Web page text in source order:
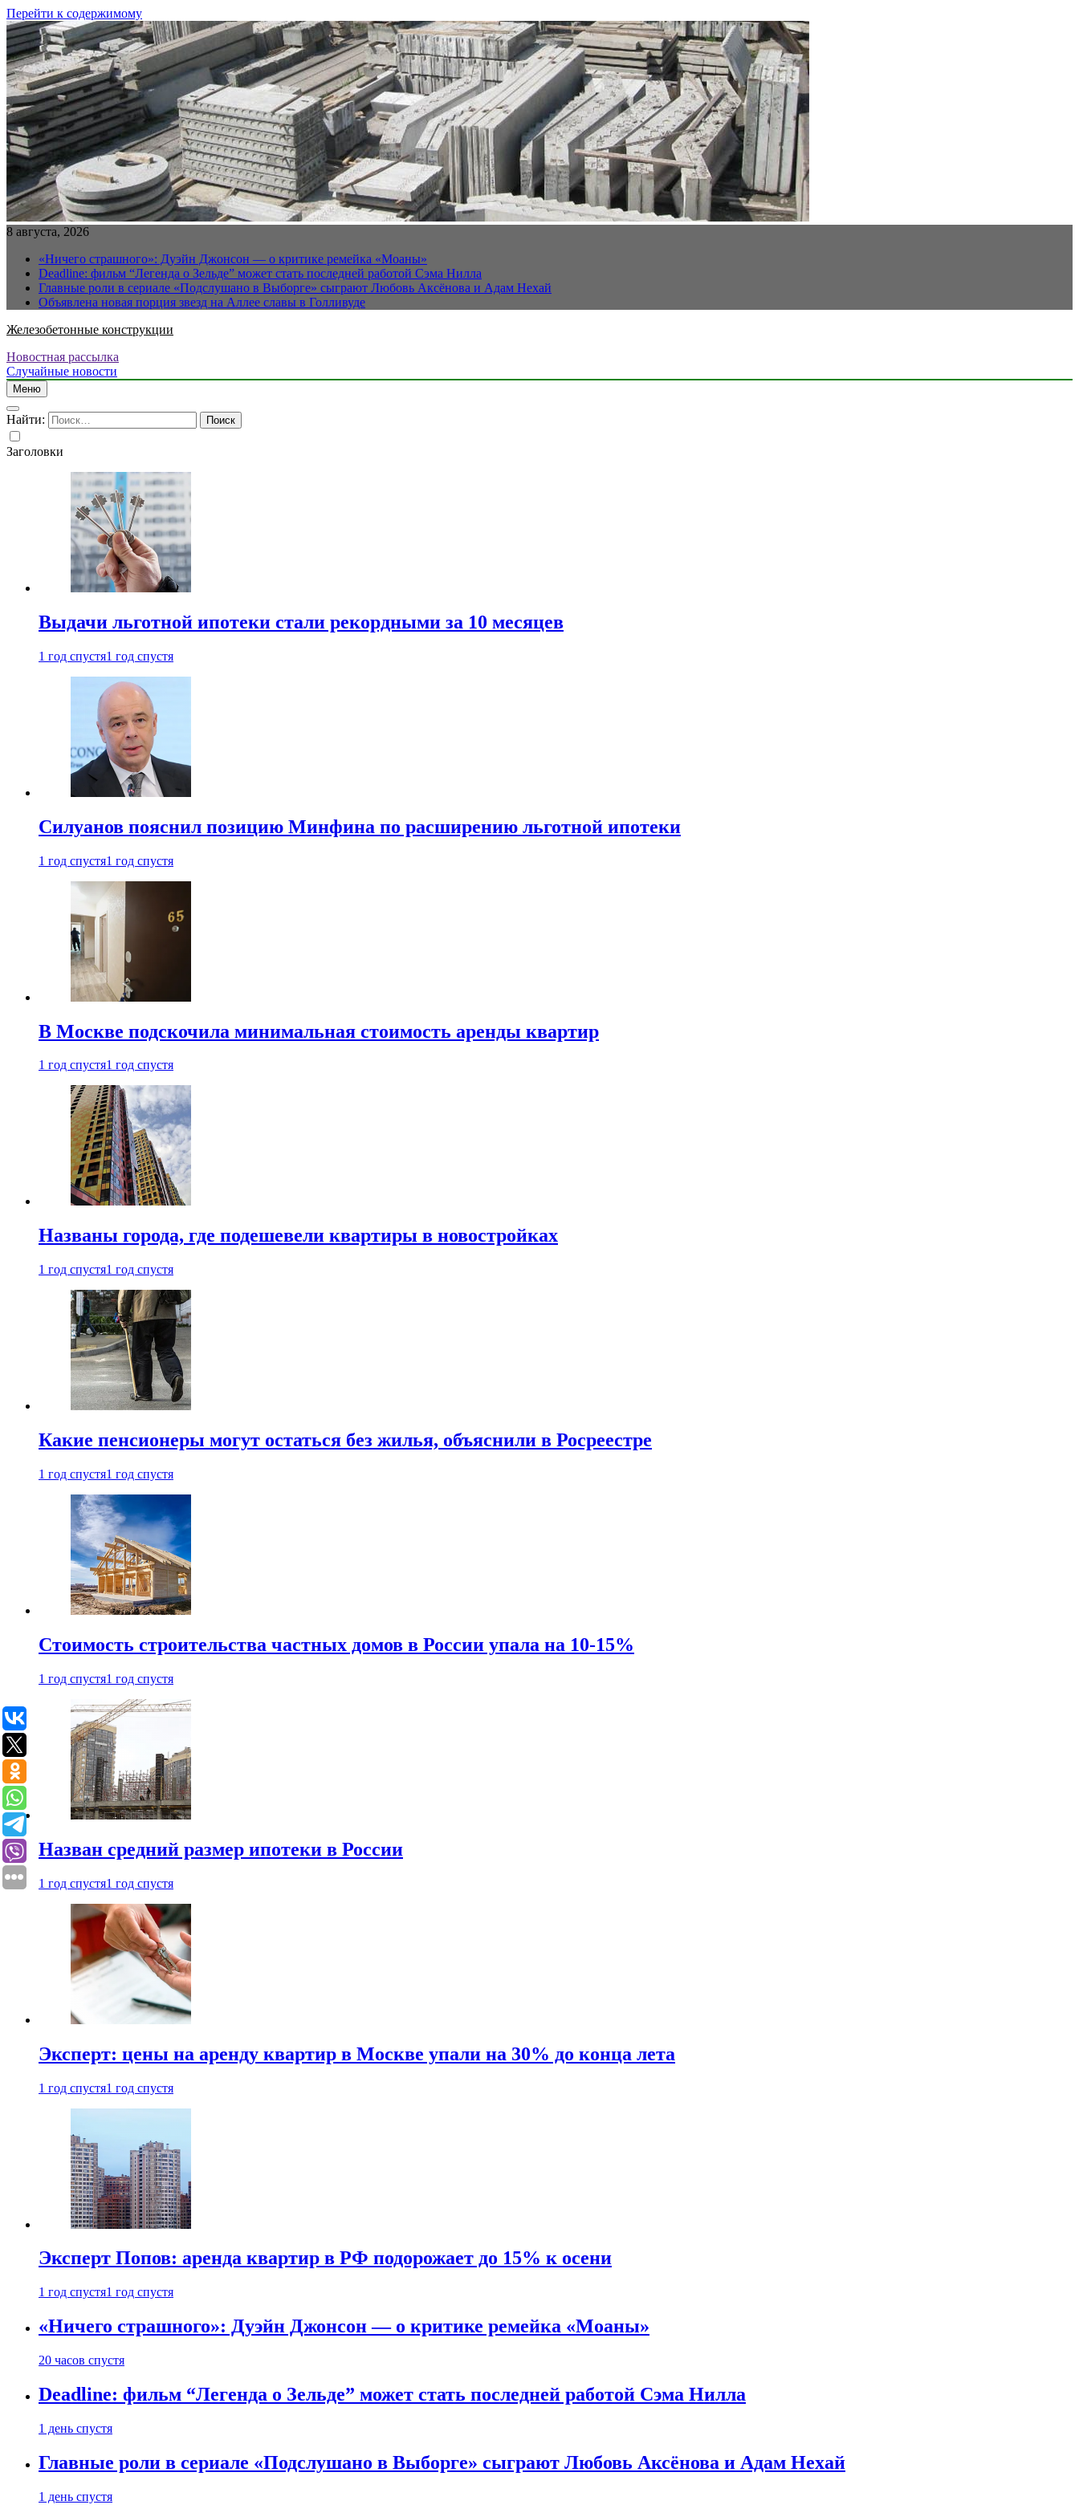
Перейти к содержимому
8 августа, 2026
«Ничего страшного»: Дуэйн Джонсон — о критике ремейка «Моаны»
Deadline: фильм “Легенда о Зельде” может стать последней работой Сэма Нилла
Главные роли в сериале «Подслушано в Выборге» сыграют Любовь Аксёнова и Адам Нехай
Объявлена новая порция звезд на Аллее славы в Голливуде
Железобетонные конструкции
Новостная рассылка
Случайные новости
Меню
Найти:
Заголовки
Выдачи льготной ипотеки стали рекордными за 10 месяцев
1 год спустя1 год спустя
Силуанов пояснил позицию Минфина по расширению льготной ипотеки
1 год спустя1 год спустя
В Москве подскочила минимальная стоимость аренды квартир
1 год спустя1 год спустя
Названы города, где подешевели квартиры в новостройках
1 год спустя1 год спустя
Какие пенсионеры могут остаться без жилья, объяснили в Росреестре
1 год спустя1 год спустя
Стоимость строительства частных домов в России упала на 10-15%
1 год спустя1 год спустя
Назван средний размер ипотеки в России
1 год спустя1 год спустя
Эксперт: цены на аренду квартир в Москве упали на 30% до конца лета
1 год спустя1 год спустя
Эксперт Попов: аренда квартир в РФ подорожает до 15% к осени
1 год спустя1 год спустя
«Ничего страшного»: Дуэйн Джонсон — о критике ремейка «Моаны»
20 часов спустя
Deadline: фильм “Легенда о Зельде” может стать последней работой Сэма Нилла
1 день спустя
Главные роли в сериале «Подслушано в Выборге» сыграют Любовь Аксёнова и Адам Нехай
1 день спустя